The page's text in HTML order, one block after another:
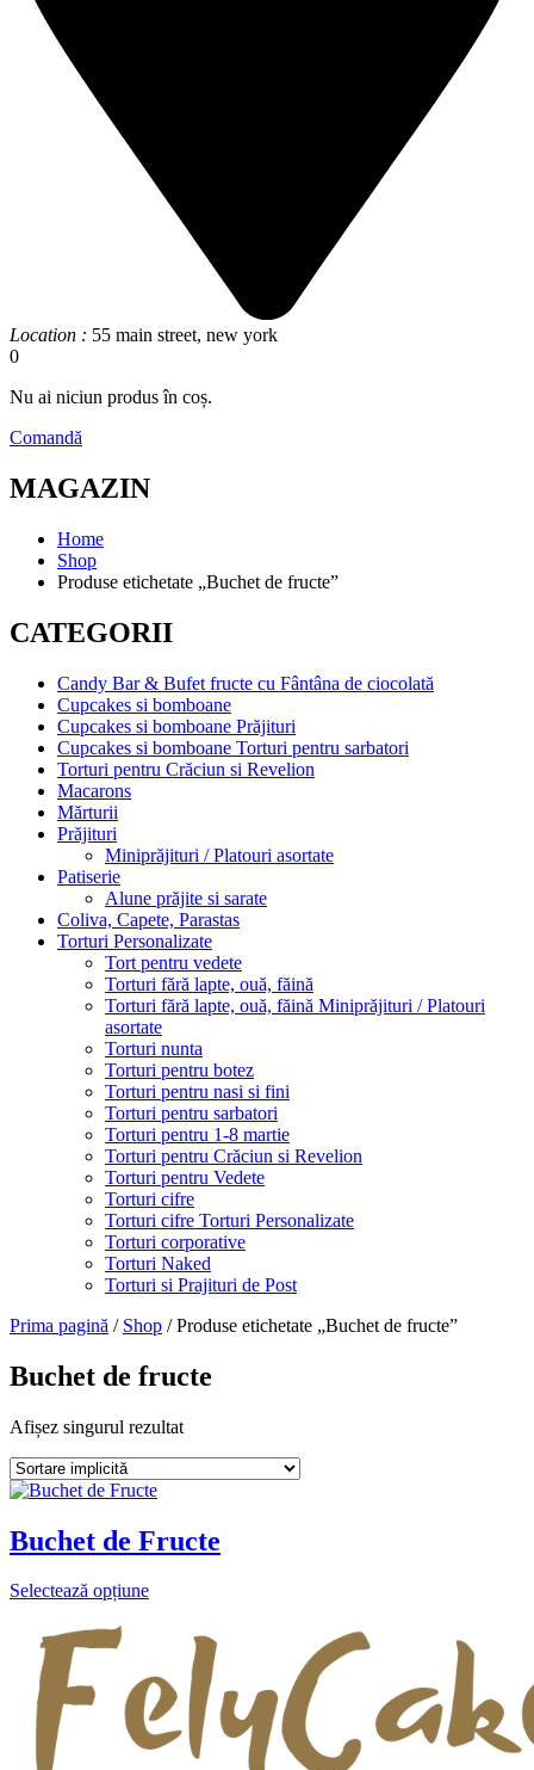
Location : 55 main street, new york
0
Nu ai niciun produs în coș.
Comandă
MAGAZIN
Home
Shop
Produse etichetate „Buchet de fructe”
CATEGORII
Candy Bar & Bufet fructe cu Fântâna de ciocolată
Cupcakes si bomboane
Cupcakes si bomboane Prăjituri
Cupcakes si bomboane Torturi pentru sarbatori
Torturi pentru Crăciun si Revelion
Macarons
Mărturii
Prăjituri
Miniprăjituri / Platouri asortate
Patiserie
Alune prăjite si sarate
Coliva, Capete, Parastas
Torturi Personalizate
Tort pentru vedete
Torturi fără lapte, ouă, făină
Torturi fără lapte, ouă, făină Miniprăjituri / Platouri
asortate
Torturi nunta
Torturi pentru botez
Torturi pentru nasi si fini
Torturi pentru sarbatori
Torturi pentru 1-8 martie
Torturi pentru Crăciun si Revelion
Torturi pentru Vedete
Torturi cifre
Torturi cifre Torturi Personalizate
Torturi corporative
Torturi Naked
Torturi si Prajituri de Post
Prima pagină / Shop / Produse etichetate „Buchet de fructe”
Buchet de fructe
Afișez singurul rezultat
Buchet de Fructe
Selectează opțiune